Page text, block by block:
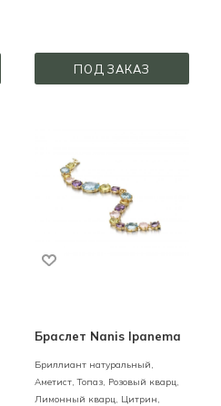
ПОД ЗАКАЗ
Браслет Nanis Ipanema
Бриллиант натуральный,
Аметист, Топаз, Розовый кварц,
Лимонный кварц, Цитрин,